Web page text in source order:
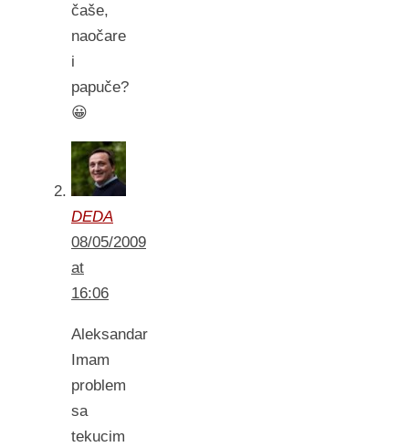
čaše,
naočare
i
papuče?
😀
DEDA
08/05/2009
at
16:06
Aleksandar
Imam
problem
sa
tekucim